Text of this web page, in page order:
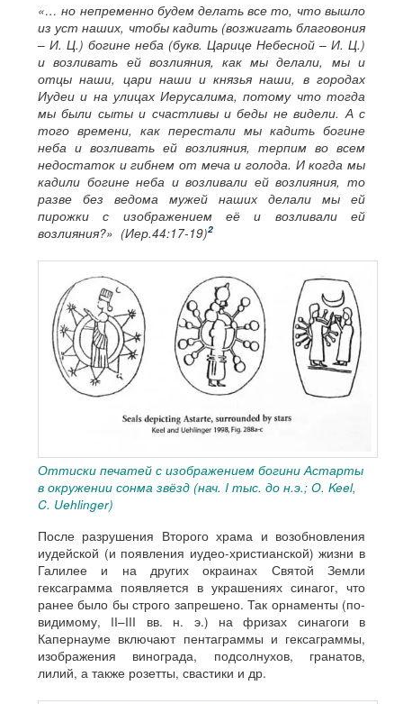
«… но непременно будем делать все то, что вышло
из уст наших, чтобы кадить (возжигать благовония
– И. Ц.) богине неба (букв. Царице Небесной – И. Ц.)
и возливать ей возлияния, как мы делали, мы и
отцы наши, цари наши и князья наши, в городах
Иудеи и на улицах Иерусалима, потому что тогда
мы были сыты и счастливы и беды не видели. А с
того времени, как перестали мы кадить богине
неба и возливать ей возлияния, терпим во всем
недостаток и гибнем от меча и голода. И когда мы
кадили богине неба и возливали ей возлияния, то
разве без ведома мужей наших делали мы ей
пирожки с изображением её и возливали ей
возлияния?» (Иер.44:17-19)2
Оттиски печатей с изображением богини Астарты
в окружении сонма звёзд (нач. I тыс. до н.э.; O. Keel,
C. Uehlinger)
После разрушения Второго храма и возобновления
иудейской (и появления иудео-христианской) жизни в
Галилее и на других окраинах Святой Земли
гексаграмма появляется в украшениях синагог, что
ранее было бы строго запрешено. Так орнаменты (по-
видимому, II–III вв. н. э.) на фризах синагоги в
Капернауме включают пентаграммы и гексаграммы,
изображения винограда, подсолнухов, гранатов,
лилий, а также розетты, свастики и др.